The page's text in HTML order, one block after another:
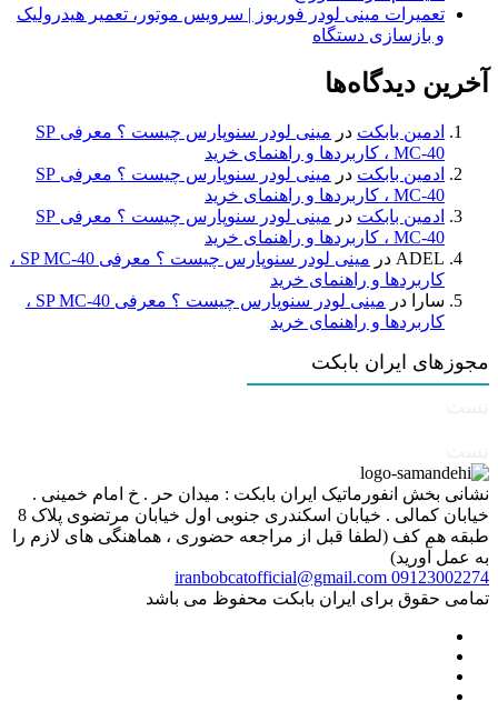
تعمیرات مینی لودر فوریوز | سرویس موتور، تعمیر هیدرولیک
و بازسازی دستگاه
آخرین دیدگاه‌ها
ادمین بابکت در
مینی لودر سنوپارس چیست ؟ معرفی SP
MC-40 ، کاربردها و راهنمای خرید
ادمین بابکت در
مینی لودر سنوپارس چیست ؟ معرفی SP
MC-40 ، کاربردها و راهنمای خرید
ادمین بابکت در
مینی لودر سنوپارس چیست ؟ معرفی SP
MC-40 ، کاربردها و راهنمای خرید
ADEL در
مینی لودر سنوپارس چیست ؟ معرفی SP MC-40 ،
کاربردها و راهنمای خرید
سارا
در
مینی لودر سنوپارس چیست ؟ معرفی SP MC-40 ،
کاربردها و راهنمای خرید
مجوزهای ایران بابکت
نشانی بخش انفورماتیک ایران بابکت : میدان حر . خ امام خمینی .
خیابان کمالی . خیابان اسکندری جنوبی اول خیابان مرتضوی پلاک 8
طبقه هم کف (لطفا قبل از مراجعه حضوری ، هماهنگی های لازم را
به عمل آورید)
09123002274
iranbobcatofficial@gmail.com
تمامی حقوق برای ایران بابکت محفوظ می باشد